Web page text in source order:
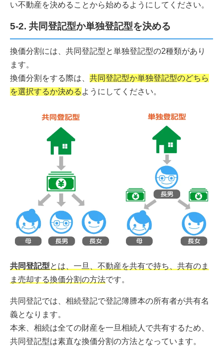
い不動産を決めることから始めるようにしてください。
5-2. 共同登記型か単独登記型を決める
換価分割には、共同登記型と単独登記型の2種類があり
ます。
換価分割をする際は、 共同登記型か単独登記型のどちら
を選択するか決める ようにしてください。
共同登記型とは、一旦、不動産を共有で持ち、共有のま
ま売却する換価分割の方法です。
共同登記では、相続登記で登記簿謄本の所有者が共有名
義となります。
本来、相続は全ての財産を一旦相続人で共有するため、
共同登記型は素直な換価分割の方法となっています。